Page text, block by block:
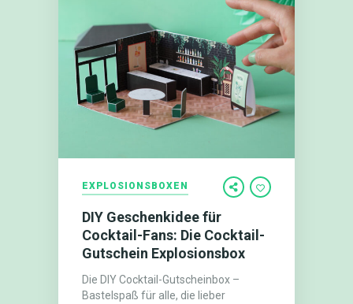
EXPLOSIONSBOXEN
DIY Geschenkidee für
Cocktail-Fans: Die Cocktail-
Gutschein Explosionsbox
Die DIY Cocktail-Gutscheinbox –
Bastelspaß für alle, die lieber